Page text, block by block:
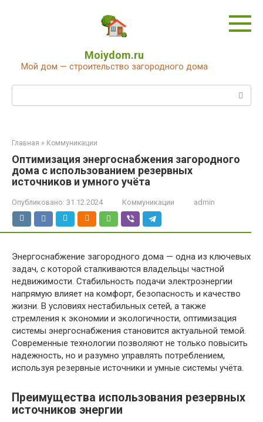
Moiydom.ru
Мой дом — строительство загородного дома
Главная » Коммуникации
Оптимизация энергоснабжения загородного
дома с использованием резервных
источников и умного учёта
Опубликовано: 31.12.2024 Коммуникации admin
Энергоснабжение загородного дома — одна из ключевых
задач, с которой сталкиваются владельцы частной
недвижимости. Стабильность подачи электроэнергии
напрямую влияет на комфорт, безопасность и качество
жизни. В условиях нестабильных сетей, а также
стремления к экономии и экологичности, оптимизация
системы энергоснабжения становится актуальной темой.
Современные технологии позволяют не только повысить
надежность, но и разумно управлять потреблением,
используя резервные источники и умные системы учёта.
Преимущества использования резервных
источников энергии